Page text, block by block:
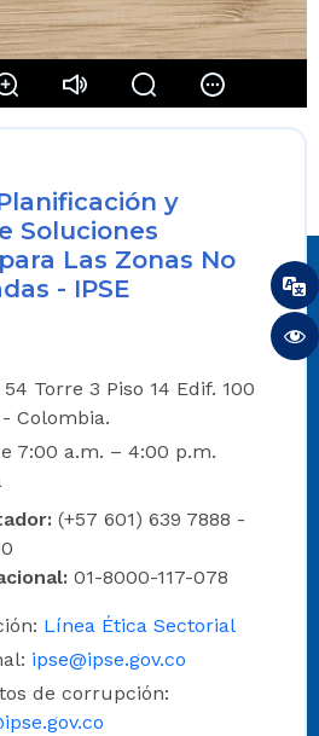
y
Soluciones
Las Zonas No
- IPSE
Torre 3 Piso 14 Edif. 100
Colombia.
7:00 a.m. – 4:00 p.m.
(+57 601) 639 7888 -
01-8000-117-078
Línea Ética Sectorial
ipse@ipse.gov.co
de corrupción: